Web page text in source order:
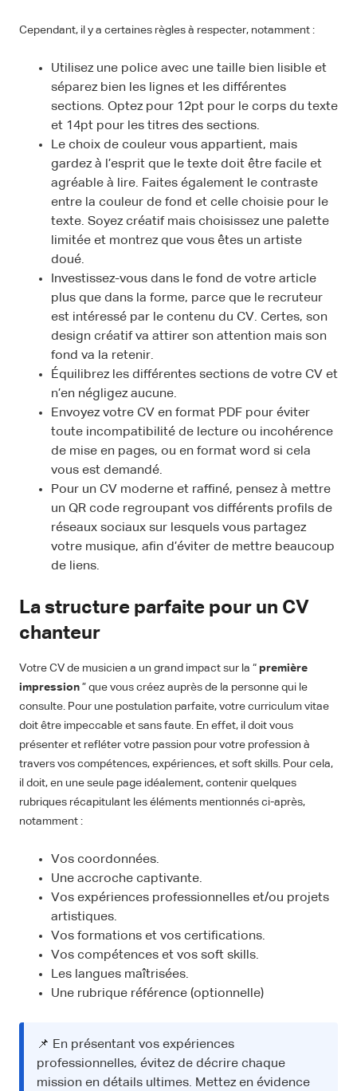
Cependant, il y a certaines règles à respecter, notamment :
Utilisez une police avec une taille bien lisible et
séparez bien les lignes et les différentes
sections. Optez pour 12pt pour le corps du texte
et 14pt pour les titres des sections.
Le choix de couleur vous appartient, mais
gardez à l’esprit que le texte doit être facile et
agréable à lire. Faites également le contraste
entre la couleur de fond et celle choisie pour le
texte. Soyez créatif mais choisissez une palette
limitée et montrez que vous êtes un artiste
doué.
Investissez-vous dans le fond de votre article
plus que dans la forme, parce que le recruteur
est intéressé par le contenu du CV. Certes, son
design créatif va attirer son attention mais son
fond va la retenir.
Équilibrez les différentes sections de votre CV et
n’en négligez aucune.
Envoyez votre CV en format PDF pour éviter
toute incompatibilité de lecture ou incohérence
de mise en pages, ou en format word si cela
vous est demandé.
Pour un CV moderne et raffiné, pensez à mettre
un QR code regroupant vos différents profils de
réseaux sociaux sur lesquels vous partagez
votre musique, afin d’éviter de mettre beaucoup
de liens.
La structure parfaite pour un CV
chanteur
Votre CV de musicien a un grand impact sur la “ première
impression ” que vous créez auprès de la personne qui le
consulte. Pour une postulation parfaite, votre curriculum vitae
doit être impeccable et sans faute. En effet, il doit vous
présenter et refléter votre passion pour votre profession à
travers vos compétences, expériences, et soft skills. Pour cela,
il doit, en une seule page idéalement, contenir quelques
rubriques récapitulant les éléments mentionnés ci-après,
notamment :
Vos coordonnées.
Une accroche captivante.
Vos expériences professionnelles et/ou projets
artistiques.
Vos formations et vos certifications.
Vos compétences et vos soft skills.
Les langues maîtrisées.
Une rubrique référence (optionnelle)
📌 En présentant vos expériences
professionnelles, évitez de décrire chaque
mission en détails ultimes. Mettez en évidence